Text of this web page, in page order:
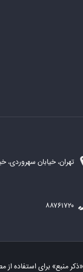
تهران، خیابان
«ذکر منبع» برای استفاده